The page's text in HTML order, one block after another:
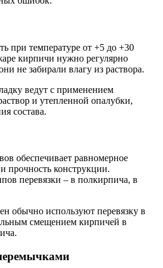
при температуре от +5 до +30
кирпичи нужно регулярно
не забирали влагу из раствора.
ведут с применением
и утепленной опалубки,
состава.
обеспечивает равномерное
прочность конструкции.
перевязки – в полкирпича, в
обычно используют перевязку в
смещением кирпичей в